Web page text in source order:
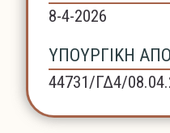
8-4-2026
ΥΠΟΥΡΓΙΚΗ
44731/ΓΔ4/